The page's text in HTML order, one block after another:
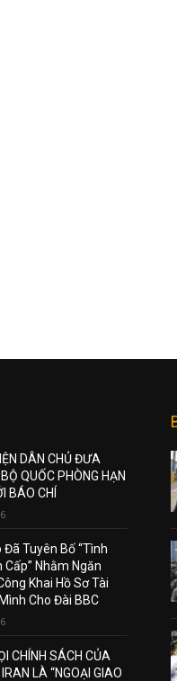
DÂN CHỦ ĐƯA
QUỐC PHÒNG HẠN
BÁO CHÍ
Tuyên Bố “Tình
Cấp” Nhằm Ngăn
Khai Hồ Sơ Tài
Cho Đài BBC
CHÍNH SÁCH CỦA
LÀ “NGOẠI GIAO